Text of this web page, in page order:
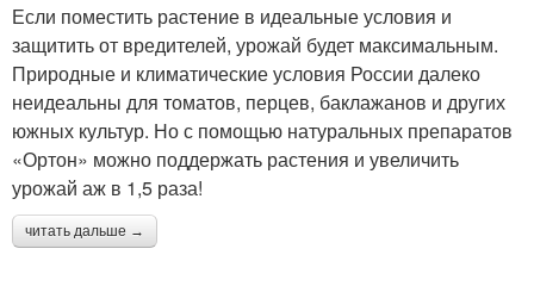
Если поместить растение в идеальные условия и
защитить от вредителей, урожай будет максимальным.
Природные и климатические условия России далеко
неидеальны для томатов, перцев, баклажанов и других
южных культур. Но с помощью натуральных препаратов
«Ортон» можно поддержать растения и увеличить
урожай аж в 1,5 раза!
читать дальше →